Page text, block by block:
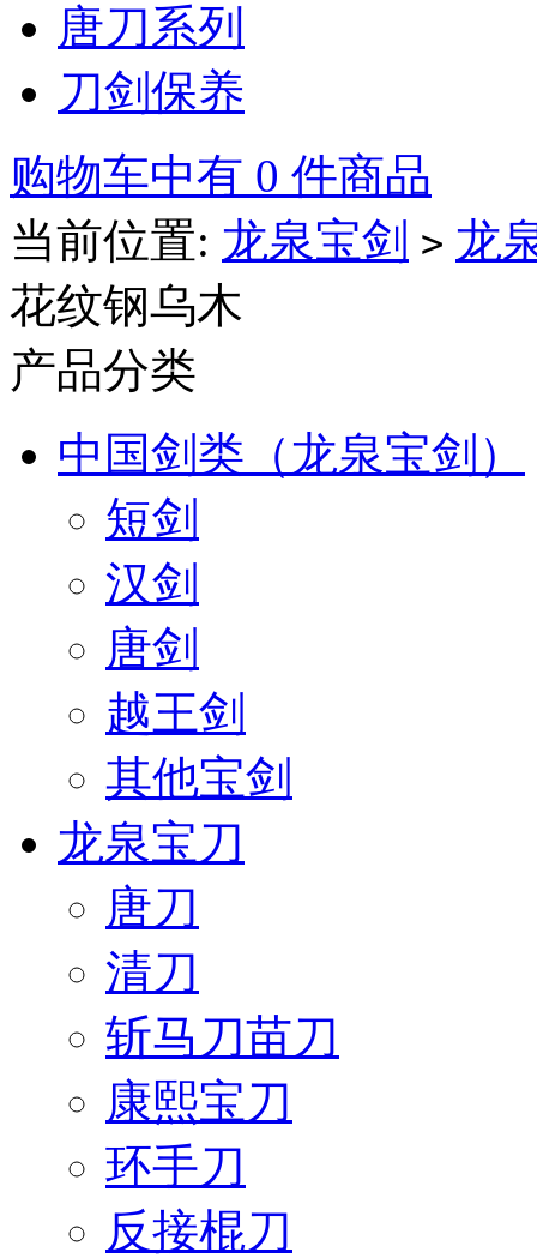
唐刀系列
刀剑保养
购物车中有 0 件商品
当前位置: 龙泉宝剑 > 龙
花纹钢乌木
产品分类
中国剑类（龙泉宝剑）
短剑
汉剑
唐剑
越王剑
其他宝剑
龙泉宝刀
唐刀
清刀
斩马刀苗刀
康熙宝刀
环手刀
反接棍刀